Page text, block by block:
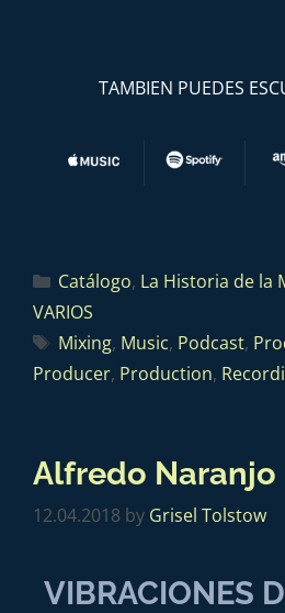
TAMBIEN PUEDES
Catálogo, La Historia de la
VARIOS
Mixing, Music, Podcast,
Producer, Production,
Alfredo Naranjo
12.04.2018 by Grisel Tolstow
VIBRACIONES